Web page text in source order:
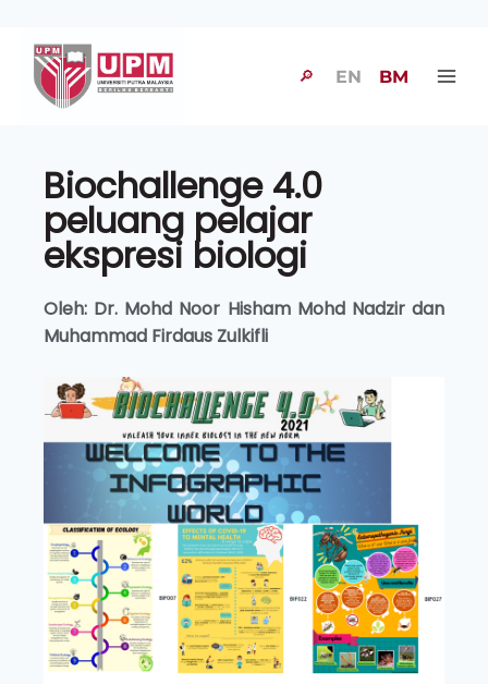
🔎 EN BM
Biochallenge 4.0
peluang pelajar
ekspresi biologi
Oleh: Dr. Mohd Noor Hisham Mohd Nadzir dan
Muhammad Firdaus Zulkifli